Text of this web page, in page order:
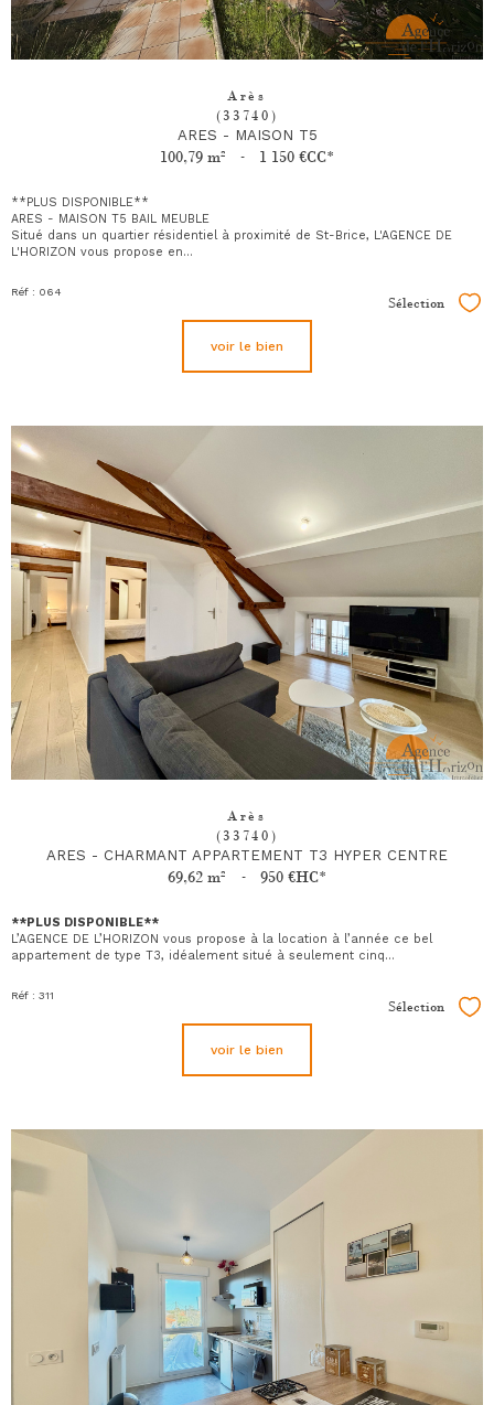
Arès
(33740)
ARES - MAISON T5
100,79 m² - 1 150 €CC*
**PLUS DISPONIBLE**
ARES - MAISON T5 BAIL MEUBLE
Situé dans un quartier résidentiel à proximité de St-Brice, L'AGENCE DE
L'HORIZON vous propose en...
Réf : 064
Sélection
voir le bien
Arès
(33740)
ARES - CHARMANT APPARTEMENT T3 HYPER CENTRE
69,62 m² - 950 €HC*
**PLUS DISPONIBLE**
L’AGENCE DE L’HORIZON vous propose à la location à l’année ce bel
appartement de type T3, idéalement situé à seulement cinq...
Réf : 311
Sélection
voir le bien